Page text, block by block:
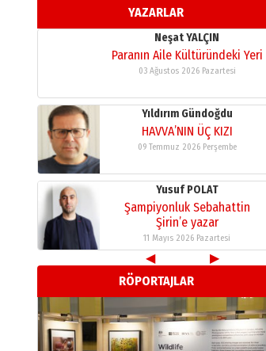
YAZARLAR
11 Mayıs 2026 Pazartesi
Neşat YALÇIN
Paranın Aile Kültüründeki Yeri
03 Ağustos 2026 Pazartesi
Yıldırım Gündoğdu
HAVVA’NIN ÜÇ KIZI
09 Temmuz 2026 Perşembe
Yusuf POLAT
Şampiyonluk Sebahattin
Şirin’e yazar
11 Mayıs 2026 Pazartesi
Neşat YALÇIN
Paranın Aile Kültüründeki Yeri
03 Ağustos 2026 Pazartesi
Yıldırım Gündoğdu
◀
▶
RÖPORTAJLAR